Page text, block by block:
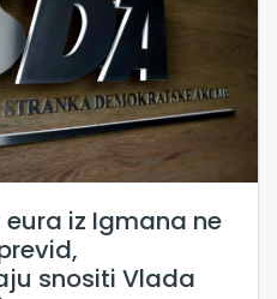
iz Igmana ne
snositi Vlada